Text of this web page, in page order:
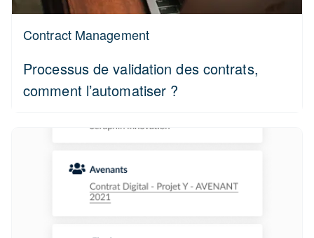
Contract Management
Processus de validation des contrats,
comment l’automatiser ?